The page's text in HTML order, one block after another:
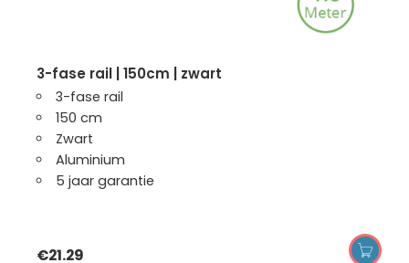
3-fase rail | 150cm | zwart
3-fase rail
150 cm
Zwart
Aluminium
5 jaar garantie
€21.29